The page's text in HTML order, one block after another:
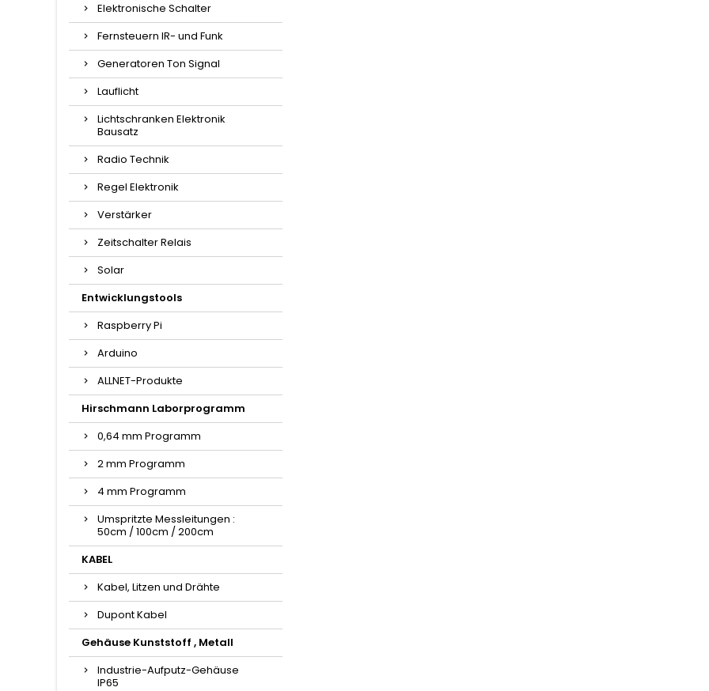
Elektronische Schalter
Fernsteuern IR- und Funk
Generatoren Ton Signal
Lauflicht
Lichtschranken Elektronik
Bausatz
Radio Technik
Regel Elektronik
Verstärker
Zeitschalter Relais
Solar
Entwicklungstools
Raspberry Pi
Arduino
ALLNET-Produkte
Hirschmann Laborprogramm
0,64 mm Programm
2 mm Programm
4 mm Programm
Umspritzte Messleitungen :
50cm / 100cm / 200cm
KABEL
Kabel, Litzen und Drähte
Dupont Kabel
Gehäuse Kunststoff , Metall
Industrie-Aufputz-Gehäuse
IP65